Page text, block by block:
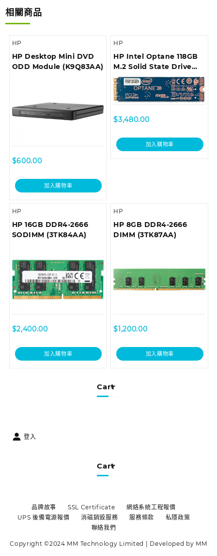
Cart
相關商品
HP
HP Desktop Mini DVD
ODD Module (K9Q83AA)
$600.00
加入購物車
HP
HP Intel Optane 118GB
M.2 Solid State Drive
(4RV34AA)
$3,480.00
加入購物車
HP
HP 16GB DDR4-2666
SODIMM (3TK84AA)
$2,400.00
加入購物車
HP
HP 8GB DDR4-2666
DIMM (3TK87AA)
$1,200.00
加入購物車
登入
Cart
品牌故事 SSL Certificate
網絡系統工程報價
UPS 後備電源報價
消磁銷毀服務 服務條款
私隱政策
聯絡我們
Copyright ©2024 MM Technology Limited | Developed by MM